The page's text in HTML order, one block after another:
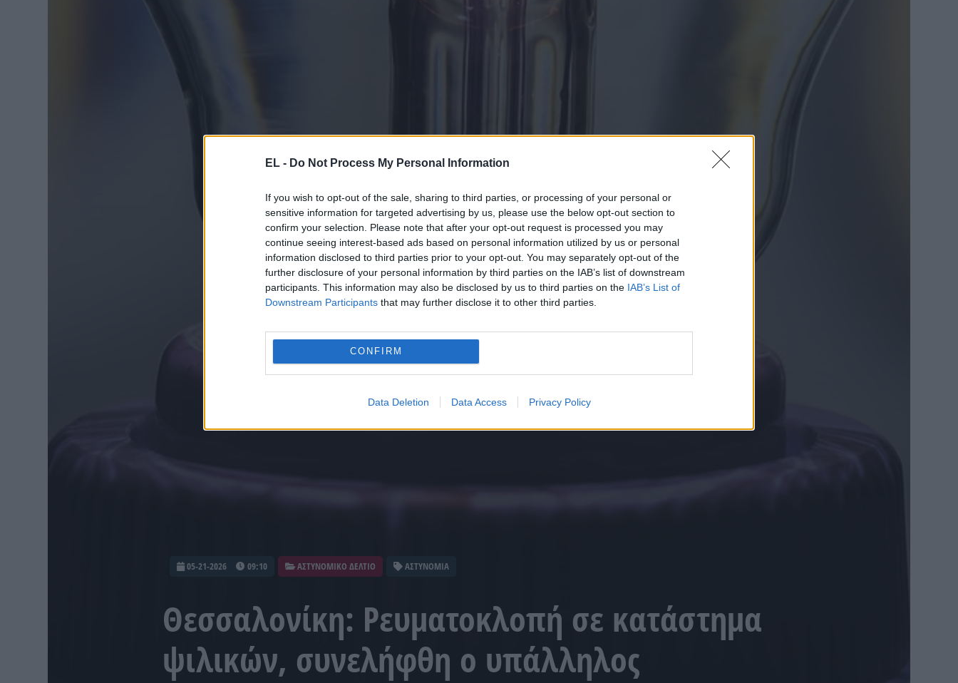
EL - Do Not Process My Personal Information
If you wish to opt-out of the sale, sharing to third parties, or processing of your personal or
sensitive information for targeted advertising by us, please use the below opt-out section to
confirm your selection. Please note that after your opt-out request is processed you may
continue seeing interest-based ads based on personal information utilized by us or personal
information disclosed to third parties prior to your opt-out. You may separately opt-out of the
further disclosure of your personal information by third parties on the IAB’s list of downstream
participants. This information may also be disclosed by us to third parties on the IAB’s List of
Downstream Participants that may further disclose it to other third parties.
CONFIRM
Data Deletion Data Access Privacy Policy
05-21-2026 09:10 ΑΣΤΥΝΟΜΙΚΟ ΔΕΛΤΙΟ ΑΣΤΥΝΟΜΙΑ
Θεσσαλονίκη: Ρευματοκλοπή σε κατάστημα
ψιλικών, συνελήφθη ο υπάλληλος